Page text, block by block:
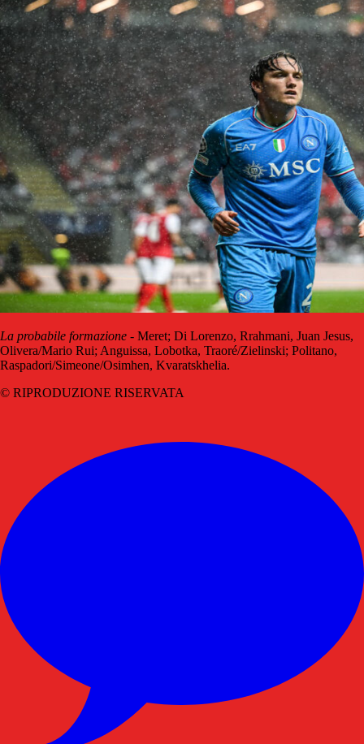
La probabile formazione - Meret; Di Lorenzo, Rrahmani, Juan Jesus,
Olivera/Mario Rui; Anguissa, Lobotka, Traoré/Zielinski; Politano,
Raspadori/Simeone/Osimhen, Kvaratskhelia.
© RIPRODUZIONE RISERVATA